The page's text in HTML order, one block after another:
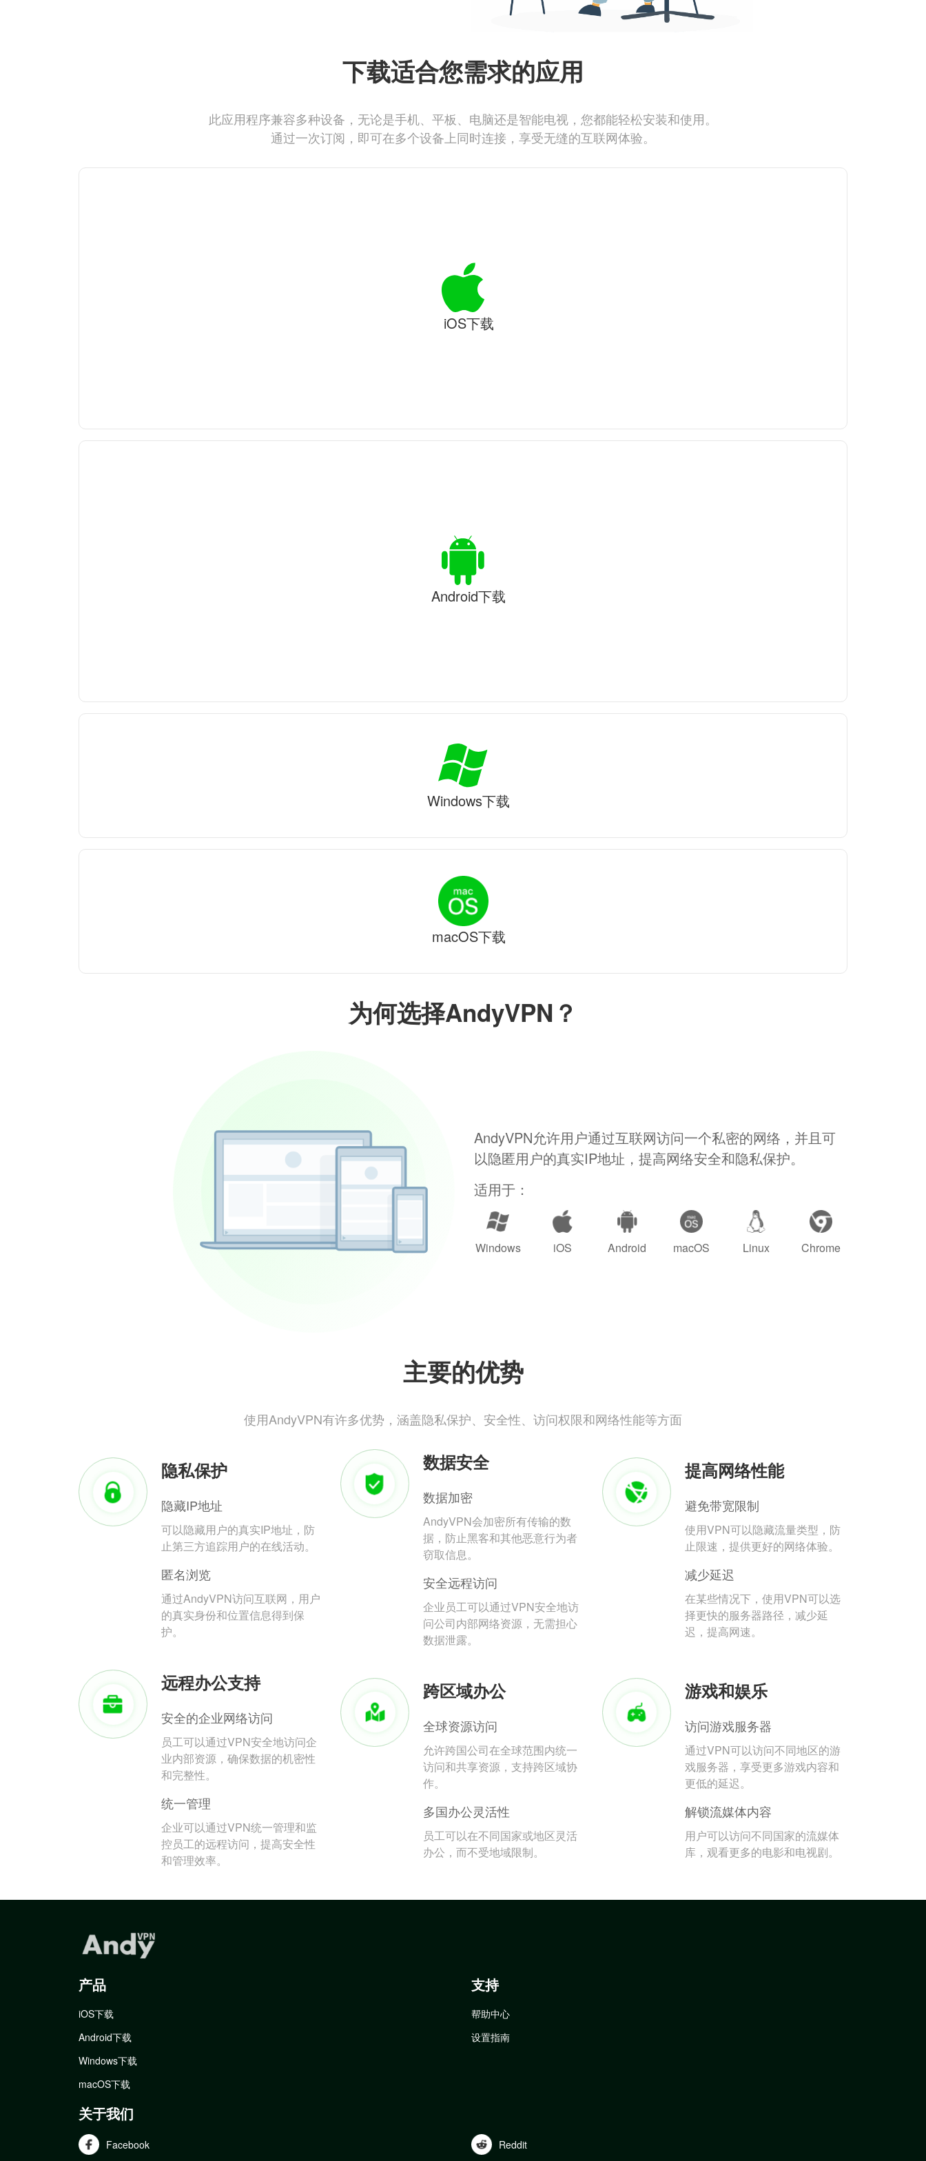
为何选择AndyVPN？
AndyVPN允许用户通过互联网访问一个私密的网络，并且可
以隐匿用户的真实IP地址，提高网络安全和隐私保护。
适用于：
Windows iOS Android macOS Linux Chrome
主要的优势
使用AndyVPN有许多优势，涵盖隐私保护、安全性、访问权限和网络性能等方面
隐私保护
隐藏IP地址
可以隐藏用户的真实IP地址，防
止第三方追踪用户的在线活动。
匿名浏览
通过AndyVPN访问互联网，用户
的真实身份和位置信息得到保
护。
数据安全
数据加密
AndyVPN会加密所有传输的数
据，防止黑客和其他恶意行为者
窃取信息。
安全远程访问
企业员工可以通过VPN安全地访
问公司内部网络资源，无需担心
数据泄露。
提高网络性能
避免带宽限制
使用VPN可以隐藏流量类型，防
止限速，提供更好的网络体验。
减少延迟
在某些情况下，使用VPN可以选
择更快的服务器路径，减少延
迟，提高网速。
远程办公支持
安全的企业网络访问
员工可以通过VPN安全地访问企
业内部资源，确保数据的机密性
和完整性。
统一管理
企业可以通过VPN统一管理和监
控员工的远程访问，提高安全性
和管理效率。
跨区域办公
全球资源访问
允许跨国公司在全球范围内统一
访问和共享资源，支持跨区域协
作。
多国办公灵活性
员工可以在不同国家或地区灵活
办公，而不受地域限制。
游戏和娱乐
访问游戏服务器
通过VPN可以访问不同地区的游
戏服务器，享受更多游戏内容和
更低的延迟。
解锁流媒体内容
用户可以访问不同国家的流媒体
库，观看更多的电影和电视剧。
下载适合您需求的应用
此应用程序兼容多种设备，无论是手机、平板、电脑还是智能电视，您都能轻松安装和使用。
通过一次订阅，即可在多个设备上同时连接，享受无缝的互联网体验。
iOS下载
Android下载
Windows下载
macOS下载
产品
iOS下载
Android下载
Windows下载
macOS下载
支持
帮助中心
设置指南
关于我们
Facebook Reddit